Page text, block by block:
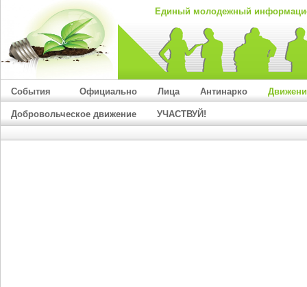
Единый молодежный
События Официально Лица Антинарко
Добровольческое движение УЧАСТВУЙ!